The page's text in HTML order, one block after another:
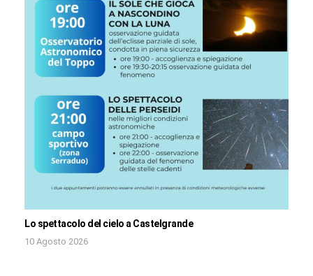
Lo spettacolo del cielo a Castelgrande
10 Agosto 2026